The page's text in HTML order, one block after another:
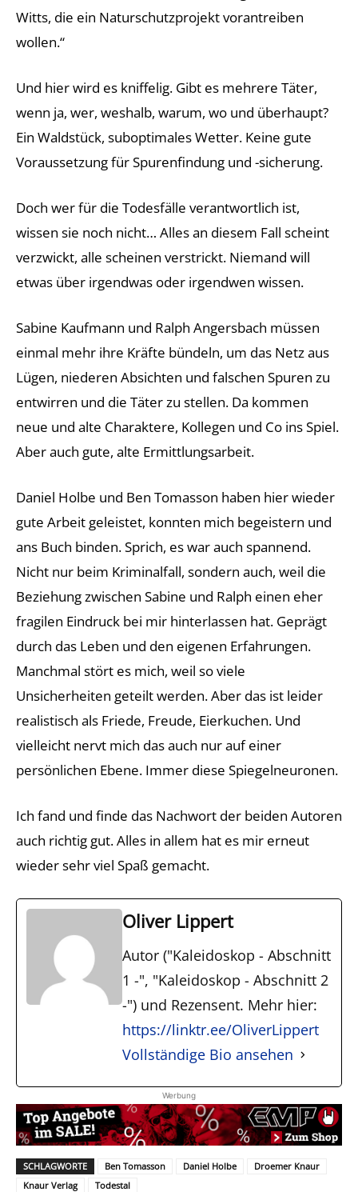
Witts, die ein Naturschutzprojekt vorantreiben
wollen.“
Und hier wird es kniffelig. Gibt es mehrere Täter,
wenn ja, wer, weshalb, warum, wo und überhaupt?
Ein Waldstück, suboptimales Wetter. Keine gute
Voraussetzung für Spurenfindung und -sicherung.
Doch wer für die Todesfälle verantwortlich ist,
wissen sie noch nicht… Alles an diesem Fall scheint
verzwickt, alle scheinen verstrickt. Niemand will
etwas über irgendwas oder irgendwen wissen.
Sabine Kaufmann und Ralph Angersbach müssen
einmal mehr ihre Kräfte bündeln, um das Netz aus
Lügen, niederen Absichten und falschen Spuren zu
entwirren und die Täter zu stellen. Da kommen
neue und alte Charaktere, Kollegen und Co ins Spiel.
Aber auch gute, alte Ermittlungsarbeit.
Daniel Holbe und Ben Tomasson haben hier wieder
gute Arbeit geleistet, konnten mich begeistern und
ans Buch binden. Sprich, es war auch spannend.
Nicht nur beim Kriminalfall, sondern auch, weil die
Beziehung zwischen Sabine und Ralph einen eher
fragilen Eindruck bei mir hinterlassen hat. Geprägt
durch das Leben und den eigenen Erfahrungen.
Manchmal stört es mich, weil so viele
Unsicherheiten geteilt werden. Aber das ist leider
realistisch als Friede, Freude, Eierkuchen. Und
vielleicht nervt mich das auch nur auf einer
persönlichen Ebene. Immer diese Spiegelneuronen.
Ich fand und finde das Nachwort der beiden Autoren
auch richtig gut. Alles in allem hat es mir erneut
wieder sehr viel Spaß gemacht.
Oliver Lippert
Autor ("Kaleidoskop - Abschnitt
1 -", "Kaleidoskop - Abschnitt 2
-") und Rezensent. Mehr hier:
https://linktr.ee/OliverLippert
Vollständige Bio ansehen
Werbung
SCHLAGWORTE Ben Tomasson Daniel Holbe
Droemer Knaur
Knaur Verlag
Todestal